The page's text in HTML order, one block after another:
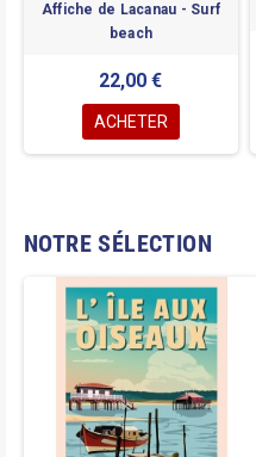
Affiche de Lacanau - Surf
beach
22,00 €
ACHETER
NOTRE SÉLECTION